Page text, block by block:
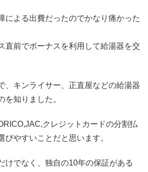
による出費だったのでかなり痛かった
直前でボーナスを利用して給湯器を交
、キンライサー、正直屋などの給湯器
を知りました。
クレジットカードの分割払
びやすいことだと思います。
けでなく、独自の10年の保証がある